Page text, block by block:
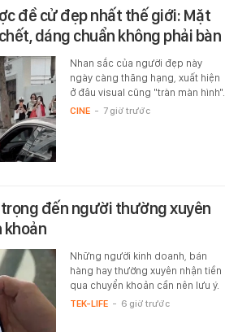
đề cử đẹp nhất thế giới: Mặt
dáng chuẩn không phải bàn
Nhan sắc của người đẹp này
ngày càng thăng hạng, xuất hiện
ở đâu visual cũng "tràn màn hình".
CINE - 7 giờ trước
đến người thường xuyên
khoản
Những người kinh doanh, bán
hàng hay thường xuyên nhận tiền
qua chuyển khoản cần nên lưu ý.
TEK-LIFE - 6 giờ trước